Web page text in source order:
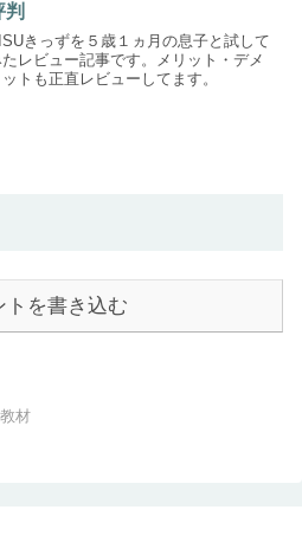
判
きっずを５歳１ヵ月の息子と試して
レビュー記事です。メリット・デメ
ットも正直レビューしてます。
トを書き込む
材